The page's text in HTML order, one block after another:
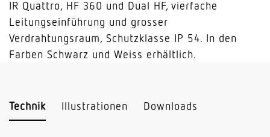
IR Quattro, HF 360 und Dual HF, vierfache
Leitungseinführung und grosser
Verdrahtungsraum, Schutzklasse IP 54. In den
Farben Schwarz und Weiss erhältlich.
Technik Illustrationen Downloads